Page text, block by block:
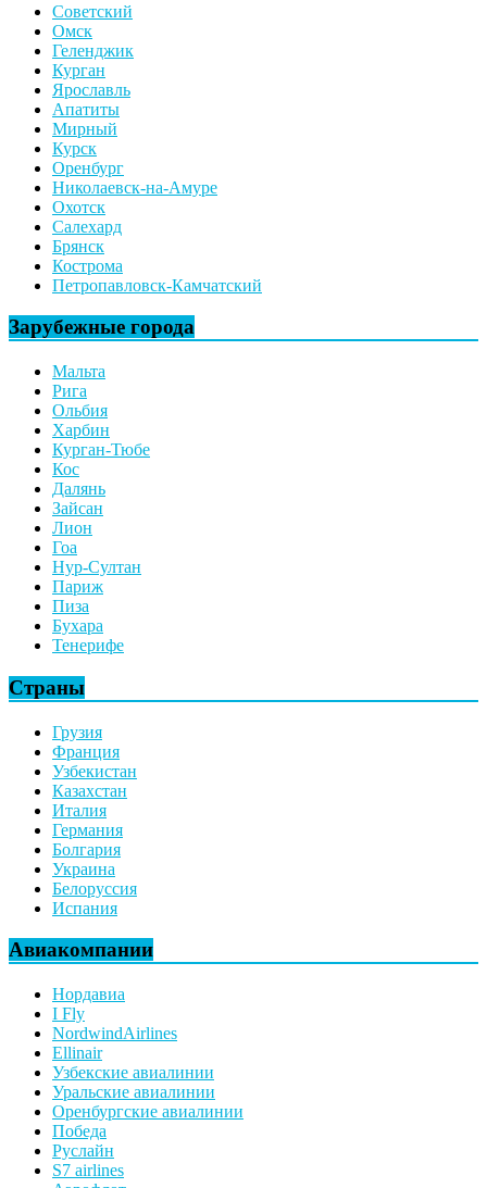
Советский
Омск
Геленджик
Курган
Ярославль
Апатиты
Мирный
Курск
Оренбург
Николаевск-на-Амуре
Охотск
Салехард
Брянск
Кострома
Петропавловск-Камчатский
Зарубежные города
Мальта
Рига
Ольбия
Харбин
Курган-Тюбе
Кос
Далянь
Зайсан
Лион
Гоа
Нур-Султан
Париж
Пиза
Бухара
Тенерифе
Страны
Грузия
Франция
Узбекистан
Казахстан
Италия
Германия
Болгария
Украина
Белоруссия
Испания
Авиакомпании
Нордавиа
I Fly
NordwindAirlines
Ellinair
Узбекские авиалинии
Уральские авиалинии
Оренбургские авиалинии
Победа
Руслайн
S7 airlines